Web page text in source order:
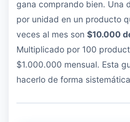
gana comprando bien. Una
por unidad en un producto
veces al mes son $10.000
Multiplicado por 100
$1.000.000 mensual. Esta
hacerlo de forma